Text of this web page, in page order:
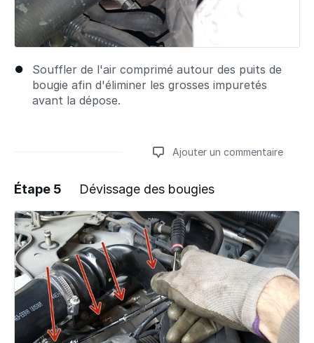
Souffler de l'air comprimé autour des puits de
bougie afin d'éliminer les grosses impuretés
avant la dépose.
Ajouter un commentaire
Ajouter un commentaire
Étape 5 Dévissage des bougies